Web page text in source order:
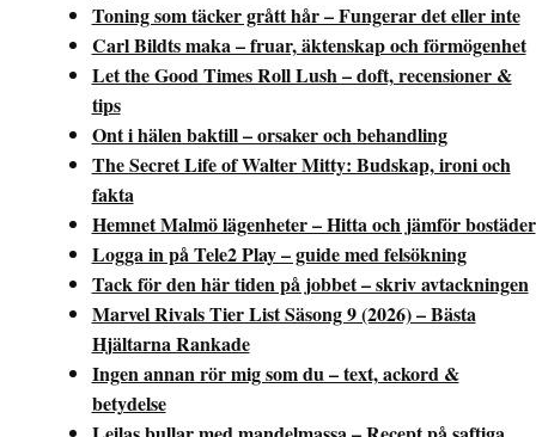
Toning som täcker grått hår – Fungerar det eller inte
Carl Bildts maka – fruar, äktenskap och förmögenhet
Let the Good Times Roll Lush – doft, recensioner &
tips
Ont i hälen baktill – orsaker och behandling
The Secret Life of Walter Mitty: Budskap, ironi och
fakta
Hemnet Malmö lägenheter – Hitta och jämför bostäder
Logga in på Tele2 Play – guide med felsökning
Tack för den här tiden på jobbet – skriv avtackningen
Marvel Rivals Tier List Säsong 9 (2026) – Bästa
Hjältarna Rankade
Ingen annan rör mig som du – text, ackord &
betydelse